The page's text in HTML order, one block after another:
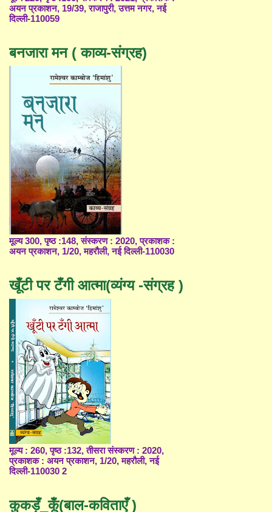
अयन प्रकाशन, 19/39, राजापुरी, उत्तम नगर, नई
दिल्ली-110059
बनजारा मन ( काव्य-संग्रह)
मूल्य 300, पृष्ठ :148, संस्करण : 2020, प्रकाशक :
अयन प्रकाशन, 1/20, महरौली, नई दिल्ली-110030
खूँटी पर टँगी आत्मा(व्यंग्य -संग्रह )
मूल्य : 260, पृष्ठ :132, तीसरा संस्करण : 2020,
प्रकाशक : अयन प्रकाशन, 1/20, महरौली, नई
दिल्ली-110030 2
कुकड़ूँ_कूँ(बाल-कविताएँ )